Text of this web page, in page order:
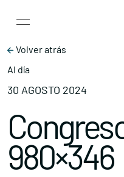
Main
Volver atrás
Al día
30 AGOSTO 2024
980×346